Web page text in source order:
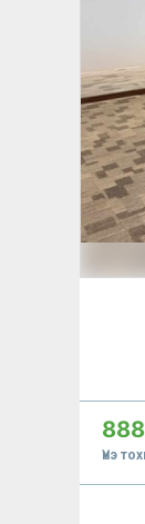
Үнэ